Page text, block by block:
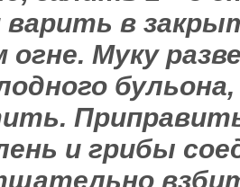
варить в
огне. Муку
и грибы